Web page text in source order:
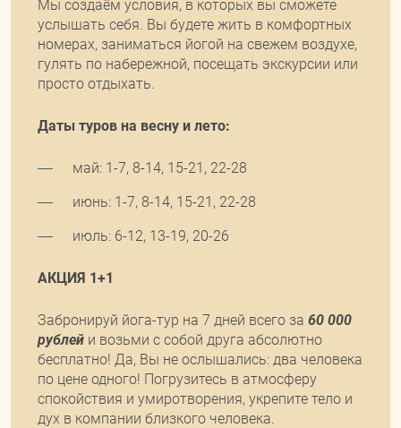
Мы создаём условия, в которых вы сможете
услышать себя. Вы будете жить в комфортных
номерах, заниматься йогой на свежем воздухе,
гулять по набережной, посещать экскурсии или
просто отдыхать.
Даты туров на весну и лето:
май: 1-7, 8-14, 15-21, 22-28
июнь: 1-7, 8-14, 15-21, 22-28
июль: 6-12, 13-19, 20-26
АКЦИЯ 1+1
Забронируй йога-тур на 7 дней всего за 60 000
рублей и возьми с собой друга абсолютно
бесплатно! Да, Вы не ослышались: два человека
по цене одного! Погрузитесь в атмосферу
спокойствия и умиротворения, укрепите тело и
дух в компании близкого человека.